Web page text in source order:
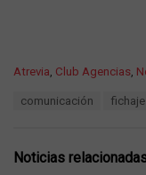
C
o
r
Atrevia, Club Agencias,
:
comunicación fichaje
Noticias